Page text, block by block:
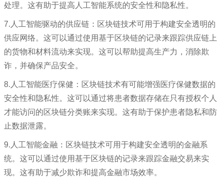
处理。这有助于提高人工智能系统的安全性和隐私性。
7.人工智能驱动的供应链：区块链技术可用于构建安全透明的
供应网络。这可以通过使用基于区块链的记录来跟踪供应链上
的货物和材料流动来实现。这可以帮助提高生产力，消除欺
诈，并确保产品安全。
8.人工智能医疗保健：区块链技术有可能增强医疗保健数据的
安全性和隐私性。这可以通过将患者数据存储在只有授权个人
才能访问的区块链分类账来实现。这有助于保护患者隐私和防
止数据泄露。
9.人工智能金融：区块链技术可用于构建安全透明的金融系
统。这可以通过使用基于区块链的记录来跟踪金融交易来实
现。这有助于减少欺诈和提高金融市场效率。